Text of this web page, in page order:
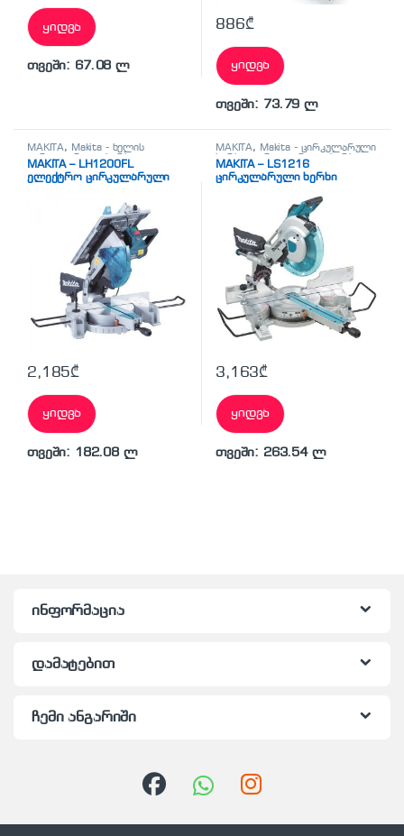
ყიდვა
თვეში: 67.08 ლ
886₾
ყიდვა
თვეში: 73.79 ლ
MAKITA, Makita - ხელის
ცირკულარული ხერხი
სხვადასხვა
MAKITA – LH1200FL
ელექტრო ცირკულარული
2,185₾
ყიდვა
თვეში: 182.08 ლ
MAKITA, Makita - ცირკულარული
ხერხი,ცირკულარული ხერხი
MAKITA – LS1216
ცირკულარული ხერხი
3,163₾
ყიდვა
თვეში: 263.54 ლ
ინფორმაცია
დამატებით
ჩემი ანგარიში